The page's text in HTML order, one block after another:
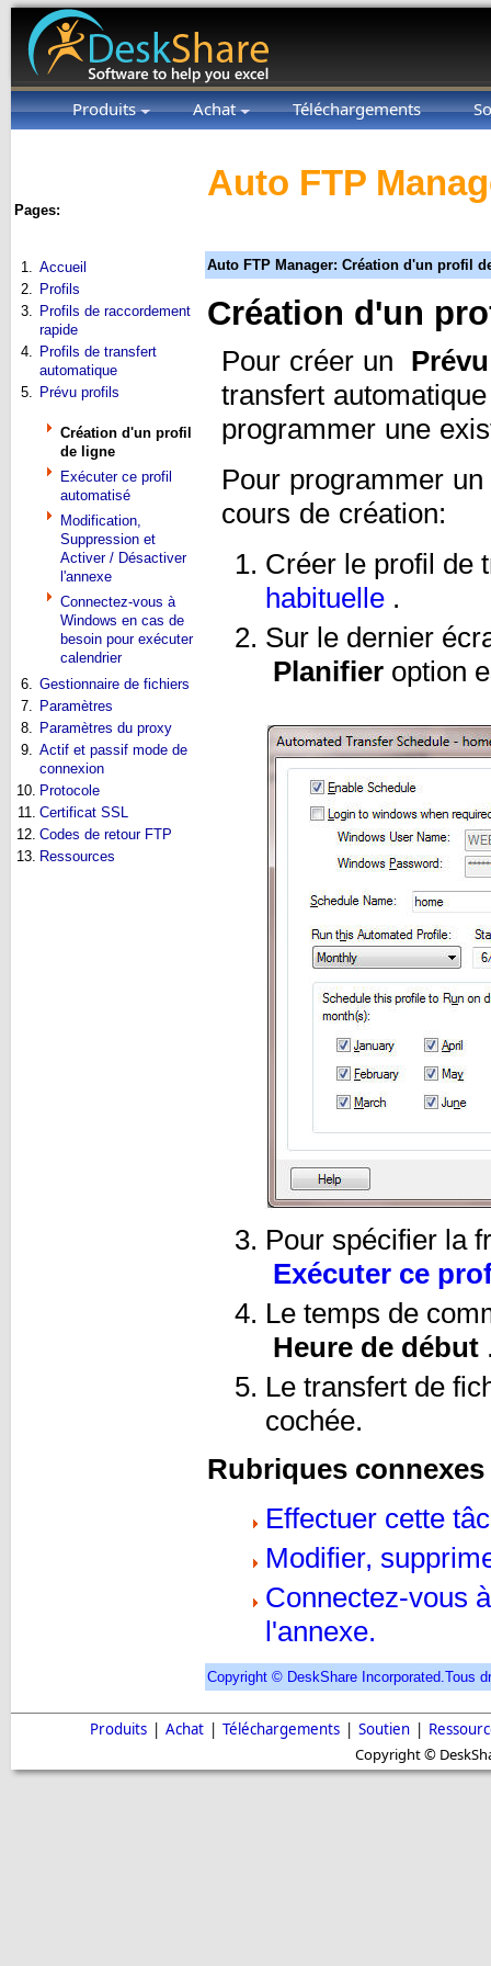
Produits Achat Téléchargements
Pages:
1.
Accueil
2.
Profils
3.
Profils de raccordement
rapide
4.
Profils de transfert
automatique
5.
Prévu profils
Création d'un profil
de ligne
Exécuter ce profil
automatisé
Modification,
Suppression et
Activer / Désactiver
l'annexe
Connectez-vous à
Windows en cas de
besoin pour exécuter
calendrier
6.
Gestionnaire de fichiers
7.
Paramètres
8.
Paramètres du proxy
9.
Actif et passif mode de
connexion
10. Protocole
11.
Certificat SSL
12. Codes de retour FTP
13. Ressources
Auto FTP
Auto FTP Manager: Création d'un profil
Création d'un
Pour créer un
transfert
programmer une
Pour programmer
cours de création:
Créer le profil de
habituelle .
Sur le dernier
Planifier option
Pour spécifier la
Exécuter ce
Le temps de
Heure de début
Le transfert de
cochée.
Rubriques connexes
Effectuer cette
Modifier,
Connectez-vous
l'annexe.
Copyright © DeskShare Incorporated.Tous
Produits | Achat | Téléchargements | Soutien |
Copyright ©